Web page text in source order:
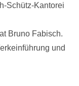
Schütz-Kantorei
Bruno Fabisch.
und